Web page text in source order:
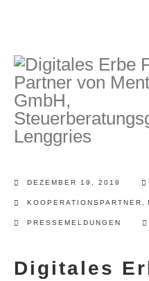
Das digitale Testament
Internetsuche
Wie regeln Sie ihren digitalen
DEZEMBER 19, 2019
KOOPERATIONSPARTNER
PRESSEMELDUNGEN
Digitales